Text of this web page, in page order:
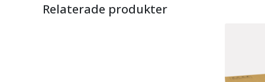
Relaterade produkter